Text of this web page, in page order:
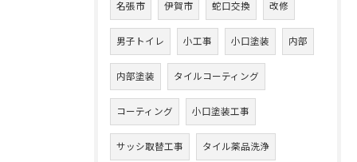
名張市 伊賀市 蛇口交換 改修
男子トイレ 小工事 小口塗装 内部
内部塗装 タイルコーティング
コーティング 小口塗装工事
サッシ取替工事 タイル薬品洗浄